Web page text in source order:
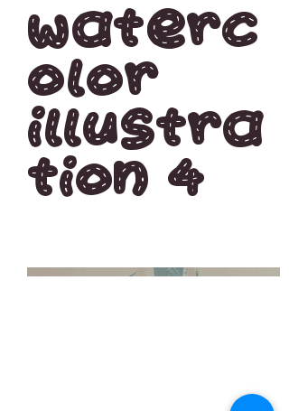
Waterc
olor
Illustra
tion 4